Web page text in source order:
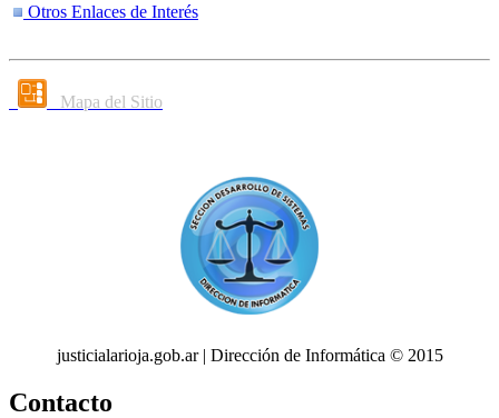
Otros Enlaces de Interés
Mapa del Sitio
justicialarioja.gob.ar | Dirección de Informática © 2015
Contacto